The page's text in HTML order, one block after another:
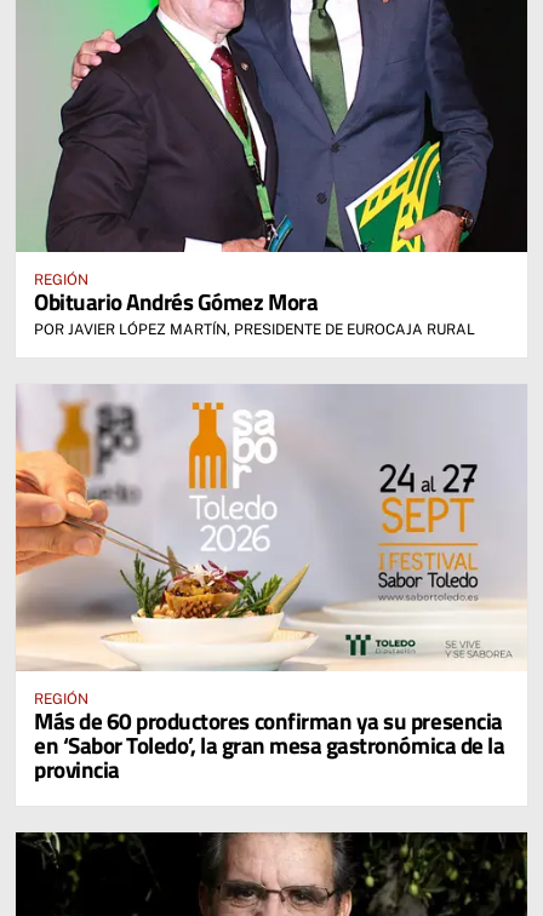
REGIÓN
Obituario Andrés Gómez Mora
POR JAVIER LÓPEZ MARTÍN, PRESIDENTE DE EUROCAJA RURAL
REGIÓN
Más de 60 productores confirman ya su presencia
en ‘Sabor Toledo’, la gran mesa gastronómica de la
provincia